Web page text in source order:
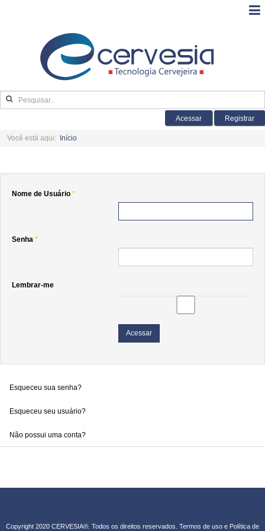
Acessar Registrar
Você está aqui: Início
Nome de Usuário *
Senha *
Lembrar-me
Acessar
Esqueceu sua senha?
Esqueceu seu usuário?
Não possui uma conta?
Copyright 2020 CERVESIA®. Todos os direitos reservados. Termos de uso e Política de